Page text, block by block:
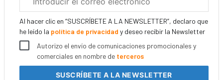
electrónico
Al hacer clic en “SUSCRÍBETE A LA NEWSLETTER”, declaro que
he leído la política de privacidad y deseo recibir la Newsletter
Autorizo el envío de comunicaciones promocionales y
comerciales en nombre de terceros
SUSCRÍBETEA LA NEWSLETTER